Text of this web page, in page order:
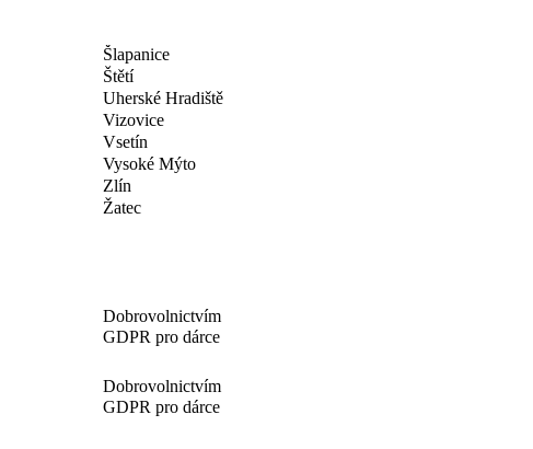
Šlapanice
Štětí
Uherské Hradiště
Vizovice
Vsetín
Vysoké Mýto
Zlín
Žatec
Dobrovolnictvím
GDPR pro dárce
Dobrovolnictvím
GDPR pro dárce